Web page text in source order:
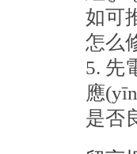
如可
怎么
5. 先
應
是否